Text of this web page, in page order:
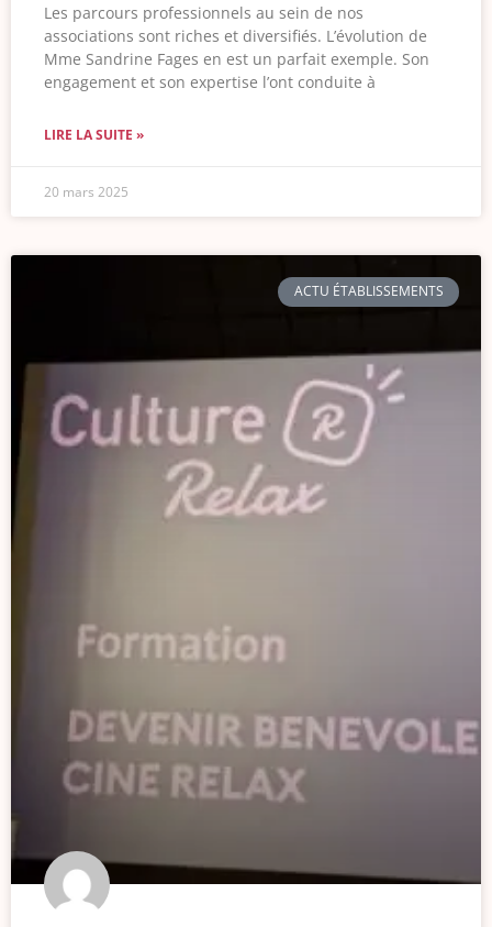
Les parcours professionnels au sein de nos
associations sont riches et diversifiés. L’évolution de
Mme Sandrine Fages en est un parfait exemple. Son
engagement et son expertise l’ont conduite à
LIRE LA SUITE »
20 mars 2025
ACTU ÉTABLISSEMENTS